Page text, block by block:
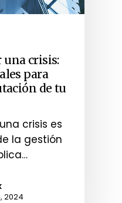
una crisis:
para
de tu
crisis es
la gestión
2024